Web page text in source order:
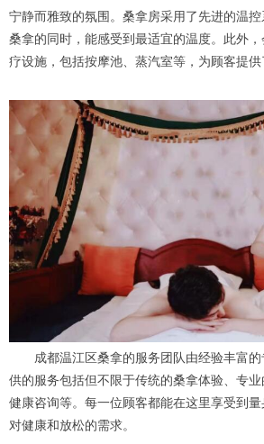
宁静而雅致的氛围。桑拿房采用了先进的温
桑拿的同时，能感受到最适宜的温度。此外
疗设施，包括按摩池、蒸汽室等，为顾客提供
成都温江区桑拿的服务团队由经验丰富的
供的服务包括但不限于传统的桑拿体验、专
健康咨询等。每一位顾客都能在这里享受到
对健康和放松的需求。